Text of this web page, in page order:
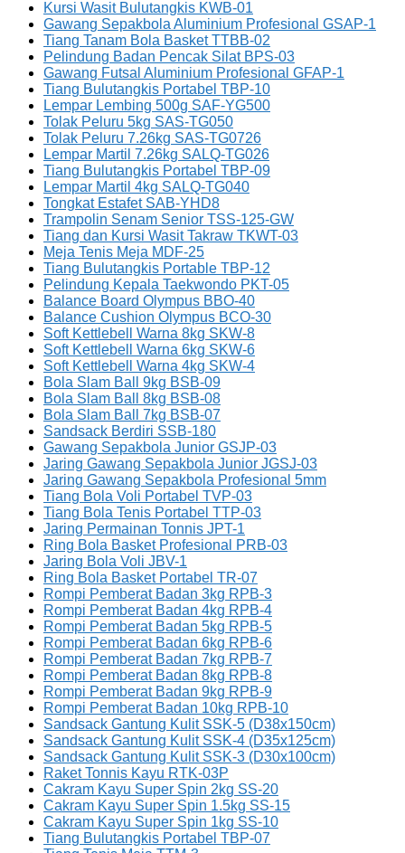
Kursi Wasit Bulutangkis KWB-01
Gawang Sepakbola Aluminium Profesional GSAP-1
Tiang Tanam Bola Basket TTBB-02
Pelindung Badan Pencak Silat BPS-03
Gawang Futsal Aluminium Profesional GFAP-1
Tiang Bulutangkis Portabel TBP-10
Lempar Lembing 500g SAF-YG500
Tolak Peluru 5kg SAS-TG050
Tolak Peluru 7.26kg SAS-TG0726
Lempar Martil 7.26kg SALQ-TG026
Tiang Bulutangkis Portabel TBP-09
Lempar Martil 4kg SALQ-TG040
Tongkat Estafet SAB-YHD8
Trampolin Senam Senior TSS-125-GW
Tiang dan Kursi Wasit Takraw TKWT-03
Meja Tenis Meja MDF-25
Tiang Bulutangkis Portable TBP-12
Pelindung Kepala Taekwondo PKT-05
Balance Board Olympus BBO-40
Balance Cushion Olympus BCO-30
Soft Kettlebell Warna 8kg SKW-8
Soft Kettlebell Warna 6kg SKW-6
Soft Kettlebell Warna 4kg SKW-4
Bola Slam Ball 9kg BSB-09
Bola Slam Ball 8kg BSB-08
Bola Slam Ball 7kg BSB-07
Sandsack Berdiri SSB-180
Gawang Sepakbola Junior GSJP-03
Jaring Gawang Sepakbola Junior JGSJ-03
Jaring Gawang Sepakbola Profesional 5mm
Tiang Bola Voli Portabel TVP-03
Tiang Bola Tenis Portabel TTP-03
Jaring Permainan Tonnis JPT-1
Ring Bola Basket Profesional PRB-03
Jaring Bola Voli JBV-1
Ring Bola Basket Portabel TR-07
Rompi Pemberat Badan 3kg RPB-3
Rompi Pemberat Badan 4kg RPB-4
Rompi Pemberat Badan 5kg RPB-5
Rompi Pemberat Badan 6kg RPB-6
Rompi Pemberat Badan 7kg RPB-7
Rompi Pemberat Badan 8kg RPB-8
Rompi Pemberat Badan 9kg RPB-9
Rompi Pemberat Badan 10kg RPB-10
Sandsack Gantung Kulit SSK-5 (D38x150cm)
Sandsack Gantung Kulit SSK-4 (D35x125cm)
Sandsack Gantung Kulit SSK-3 (D30x100cm)
Raket Tonnis Kayu RTK-03P
Cakram Kayu Super Spin 2kg SS-20
Cakram Kayu Super Spin 1.5kg SS-15
Cakram Kayu Super Spin 1kg SS-10
Tiang Bulutangkis Portabel TBP-07